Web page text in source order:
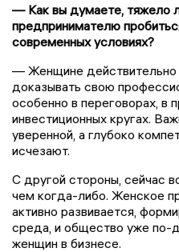
— Как вы думаете, тяжело
предпринимателю
современных условиях?
— Женщине действительно
доказывать свою
особенно в переговорах, в
инвестиционных кругах.
уверенной, а глубоко
исчезают.
С другой стороны, сейчас
чем когда-либо. Женское
активно развивается,
среда, и общество уже по-
женщин в бизнесе.